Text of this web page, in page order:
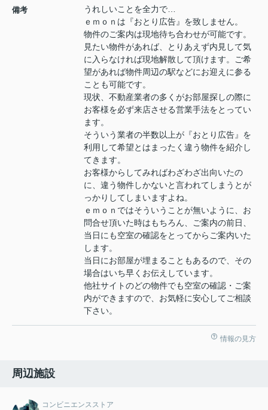
備考
うれしいことを全力で…
ｅｍｏｎは『おとり広告』を致しません。
物件のご案内は現地待ち合わせが可能です。
見たい物件があれば、とりあえず内見して気
に入らなければ現地解散して頂けます。ご希
望があれば物件周辺の駅などにお迎えに参る
ことも可能です。
現状、不動産業者の多くがお部屋探しの際に
お客様を必ず来店させる営業手法をとってい
ます。
そういう業者の半数以上が『おとり広告』を
利用して希望とはまったく違う物件を紹介し
てきます。
お客様からしてみればわざわざ出向いたの
に、違う物件しかないと言われてしまうとが
っかりしてしまいますよね。
ｅｍｏｎではそういうことが無いように、お
問合せ頂いた時はもちろん、ご案内の前日、
当日にも空室の確認をとってからご案内いた
します。
当日にお部屋が埋まることもあるので、その
場合はいち早くお伝えしています。
他社サイトのどの物件でも空室の確認・ご案
内ができますので、お気軽に安心してご相談
下さい。
情報の見方
周辺施設
コンビニエンスストア